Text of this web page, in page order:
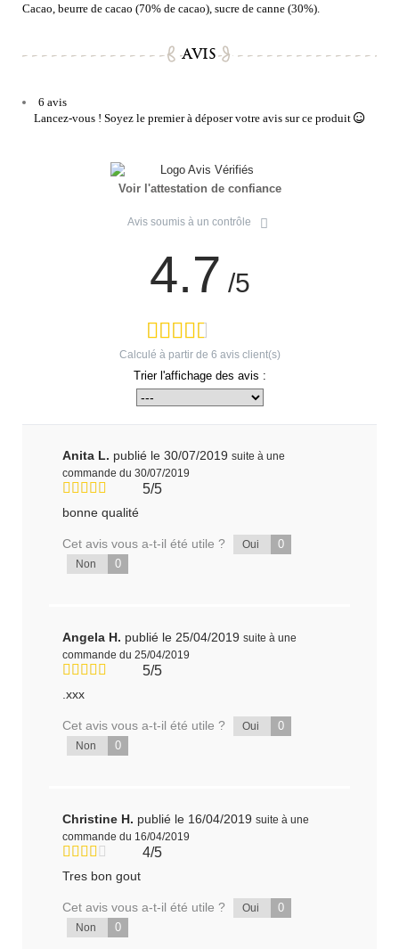
Cacao, beurre de cacao (70% de cacao), sucre de canne (30%).
AVIS
6 avis
Lancez-vous ! Soyez le premier à déposer votre avis sur ce produit
Voir l'attestation de confiance
Avis soumis à un contrôle
4.7 /5
Calculé à partir de 6 avis client(s)
Trier l'affichage des avis :
Anita L. publié le 30/07/2019 suite à une
commande du 30/07/2019
5/5
bonne qualité
Cet avis vous a-t-il été utile ? Oui 0
Non 0
Angela H. publié le 25/04/2019 suite à une
commande du 25/04/2019
5/5
.xxx
Cet avis vous a-t-il été utile ? Oui 0
Non 0
Christine H. publié le 16/04/2019 suite à une
commande du 16/04/2019
4/5
Tres bon gout
Cet avis vous a-t-il été utile ? Oui 0
Non 0